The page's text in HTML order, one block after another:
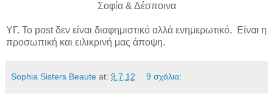
Σοφία & Δέσποινα
ΥΓ. Το post δεν είναι διαφημιστικό αλλά ενημερωτικό. Είναι η
προσωπική και ειλικρινή μας άποψη.
Sophia Sisters Beaute at: 9.7.12 9 σχόλια: